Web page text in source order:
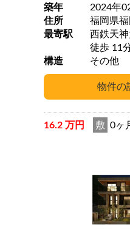
築年
2024年
住所
福岡県
最寄駅
西鉄天神
徒歩 11
構造
その他
16.2 万円 敷 0ヶ